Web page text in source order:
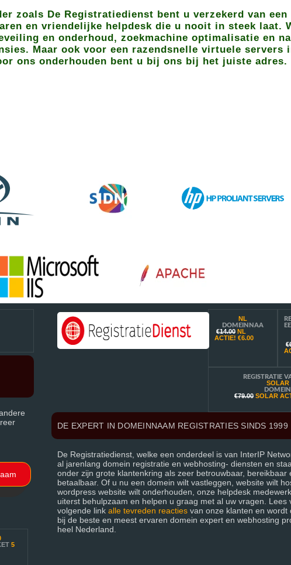
zoals De Registratiedienst bent u verzekerd van
en vriendelijke helpdesk die u nooit in steek laat.
en onderhoud, zoekmachine optimalisatie en
Maar ook voor een razendsnelle virtuele servers
ons onderhouden bent u bij ons bij het juiste adres.
5
NL
DOMEINNAA
€14.00 NL
ACTIE! €6.00
REGISTRATIE
SOLAR
DOMEIN
€79.00 SOLAR
DE EXPERT IN DOMEINNAAM REGISTRATIES SINDS 1999
De Registratiedienst, welke een onderdeel is van InterIP
al jarenlang domein registratie en webhosting- diensten en
onder zijn grote klantenkring als zeer betrouwbaar, bereikbaar
betaalbaar. Of u nu een domein wilt vastleggen, website wilt
wordpress website wilt onderhouden, onze helpdesk
uiterst behulpzaam en helpen u graag met al uw vragen. Lees
volgende link alle tevreden reacties van onze klanten en wordt
bij de beste en meest ervaren domein expert en webhosting
heel Nederland.